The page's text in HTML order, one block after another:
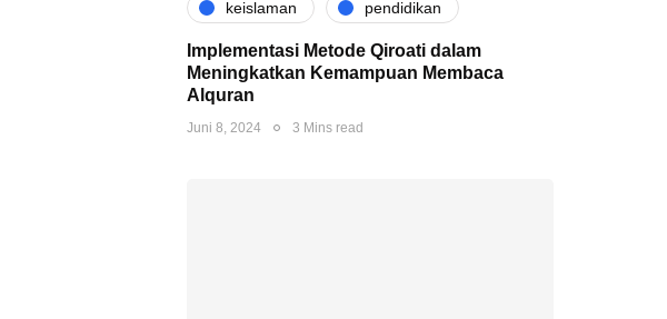
keislaman pendidikan
Implementasi Metode Qiroati dalam
Meningkatkan Kemampuan Membaca
Alquran
Juni 8, 2024 3 Mins read